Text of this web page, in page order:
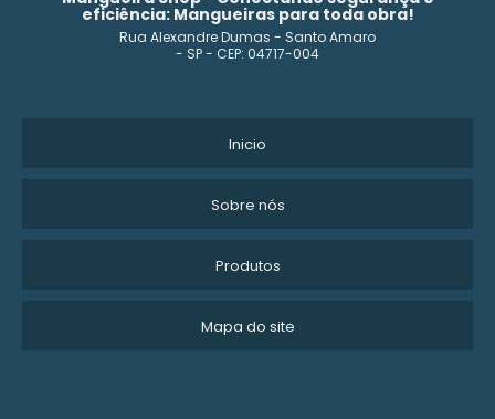
eficiência: Mangueiras para toda obra!
Rua Alexandre Dumas - Santo Amaro
- SP - CEP: 04717-004
Inicio
Sobre nós
Produtos
Mapa do site